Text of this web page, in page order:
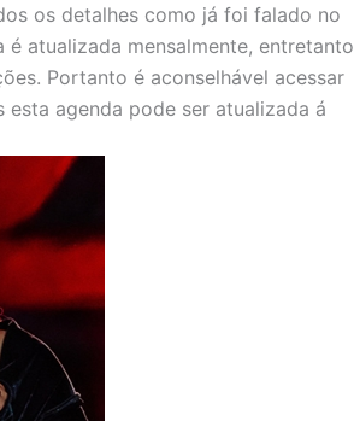
os detalhes como já foi falado no
atualizada mensalmente, entretanto
Portanto é aconselhável acessar
agenda pode ser atualizada á